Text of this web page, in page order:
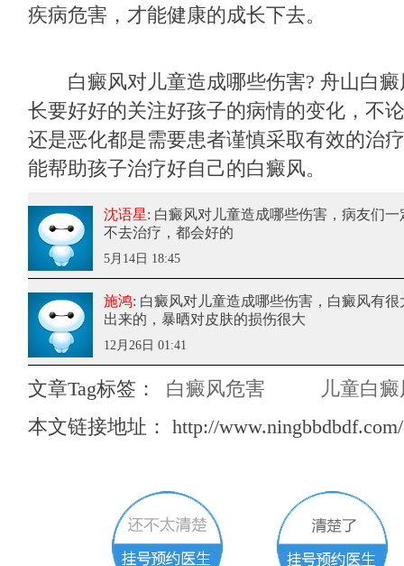
疾病危害，才能健康的成长下去。
白癜风对儿童造成哪些伤害? 舟山白癜
长要好好的关注好孩子的病情的变化，不
还是恶化都是需要患者谨慎采取有效的治
能帮助孩子治疗好自己的白癜风。
沈语星: 白癜风对儿童造成哪些伤害，病友们一
不去治疗，都会好的
5月14日 18:45
施鸿: 白癜风对儿童造成哪些伤害，白癜风有很
出来的，暴晒对皮肤的损伤很大
12月26日 01:41
文章Tag标签： 白癜风危害
儿童白
本文链接地址： http://